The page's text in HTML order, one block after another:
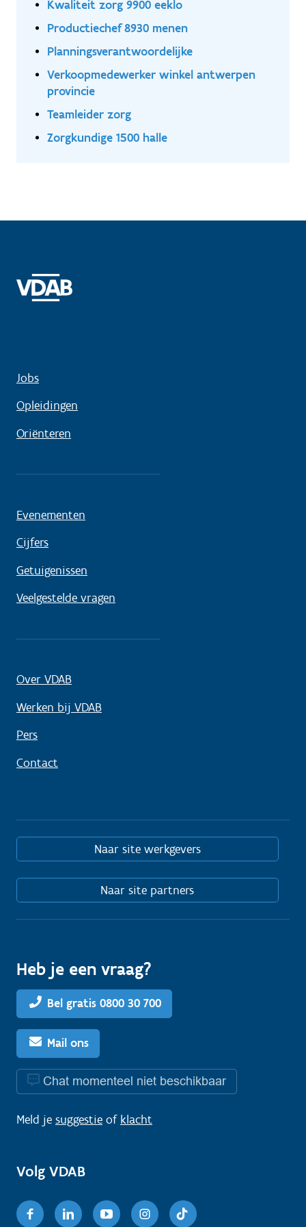
Kwaliteit zorg 9900 eeklo
Productiechef 8930 menen
Planningsverantwoordelijke
Verkoopmedewerker winkel antwerpen
provincie
Teamleider zorg
Zorgkundige 1500 halle
Jobs
Opleidingen
Oriënteren
Evenementen
Cijfers
Getuigenissen
Veelgestelde vragen
Over VDAB
Werken bij VDAB
Pers
Contact
Naar site werkgevers
Naar site partners
Heb je een vraag?
Bel gratis 0800 30 700
Mail ons
Chat momenteel niet beschikbaar
Meld je suggestie of klacht
Volg VDAB
FacebookLinkedinYoutubeInstagram